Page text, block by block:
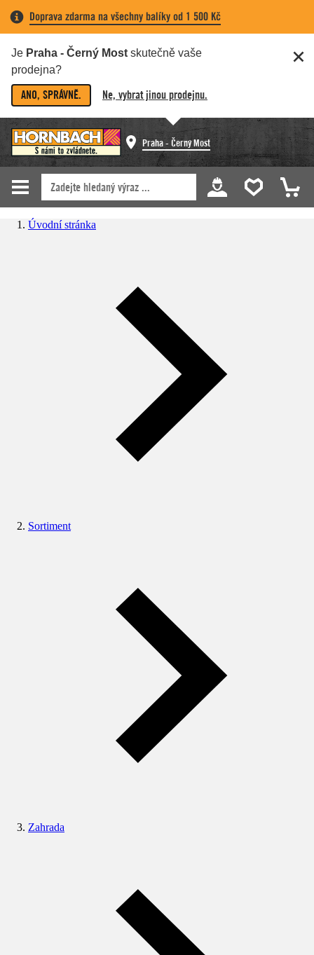
Doprava zdarma na všechny balíky od 1 500 Kč
Je Praha - Černý Most skutečně vaše
prodejna?
ANO, SPRÁVNĚ. Ne, vybrat jinou prodejnu.
Praha - Černý Most
Úvodní stránka
Sortiment
Zahrada